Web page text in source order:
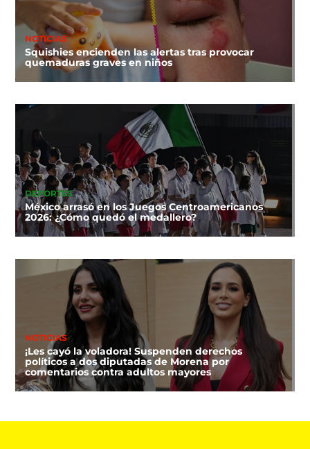
NOTICIAS
Squishies encienden las alertas tras provocar
quemaduras graves en niños
DEPORTES
México arrasó en los Juegos Centroamericanos
2026: ¿Cómo quedó el medallero?
NOTICIAS
¡Les cayó la voladora! Suspenden derechos
políticos a dos diputadas de Morena por
comentarios contra adultos mayores